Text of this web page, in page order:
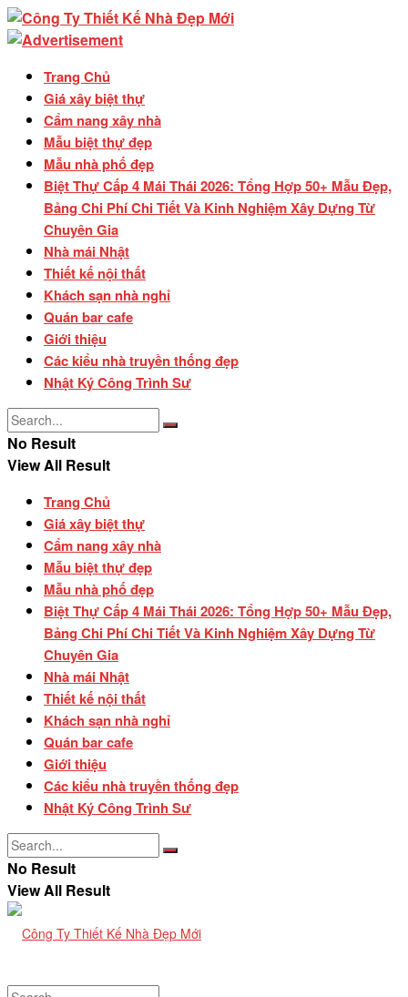
Trang Chủ
Giá xây biệt thự
Cẩm nang xây nhà
Mẫu biệt thự đẹp
Mẫu nhà phố đẹp
Biệt Thự Cấp 4 Mái Thái 2026: Tổng Hợp 50+ Mẫu Đẹp,
Bảng Chi Phí Chi Tiết Và Kinh Nghiệm Xây Dựng Từ
Chuyên Gia
Nhà mái Nhật
Thiết kế nội thất
Khách sạn nhà nghỉ
Quán bar cafe
Giới thiệu
Các kiểu nhà truyền thống đẹp
Nhật Ký Công Trình Sư
No Result
View All Result
Trang Chủ
Giá xây biệt thự
Cẩm nang xây nhà
Mẫu biệt thự đẹp
Mẫu nhà phố đẹp
Biệt Thự Cấp 4 Mái Thái 2026: Tổng Hợp 50+ Mẫu Đẹp,
Bảng Chi Phí Chi Tiết Và Kinh Nghiệm Xây Dựng Từ
Chuyên Gia
Nhà mái Nhật
Thiết kế nội thất
Khách sạn nhà nghỉ
Quán bar cafe
Giới thiệu
Các kiểu nhà truyền thống đẹp
Nhật Ký Công Trình Sư
No Result
View All Result